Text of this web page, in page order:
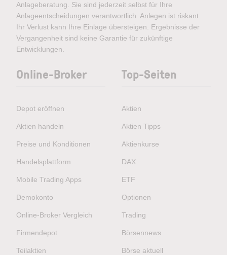
Anlageberatung. Sie sind jederzeit selbst für Ihre
Anlageentscheidungen verantwortlich. Anlegen ist riskant.
Ihr Verlust kann Ihre Einlage übersteigen. Ergebnisse der
Vergangenheit sind keine Garantie für zukünftige
Entwicklungen.
Online-Broker
Depot eröffnen
Aktien handeln
Preise und Konditionen
Handelsplattform
Mobile Trading Apps
Demokonto
Online-Broker Vergleich
Firmendepot
Teilaktien
Top-Seiten
Aktien
Aktien Tipps
Aktienkurse
DAX
ETF
Optionen
Trading
Börsennews
Börse aktuell